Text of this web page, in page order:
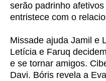
serão padrinho
entristece com o
Missade ajuda Jamil e
Letícia e Faruq
e se tornar amigos.
Davi. Bóris revela a